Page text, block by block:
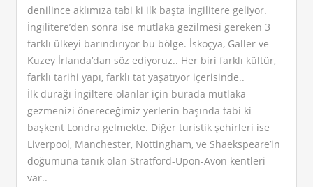
denilince aklımıza tabi ki ilk başta İngilitere geliyor.
İngilitere’den sonra ise mutlaka gezilmesi gereken 3
farklı ülkeyi barındırıyor bu bölge. İskoçya, Galler ve
Kuzey İrlanda’dan söz ediyoruz.. Her biri farklı kültür,
farklı tarihi yapı, farklı tat yaşatıyor içerisinde..
İlk durağı İngiltere olanlar için burada mutlaka
gezmenizi önereceğimiz yerlerin başında tabi ki
başkent Londra gelmekte. Diğer turistik şehirleri ise
Liverpool, Manchester, Nottingham, ve Shaekspeare’in
doğumuna tanık olan Stratford-Upon-Avon kentleri
var..